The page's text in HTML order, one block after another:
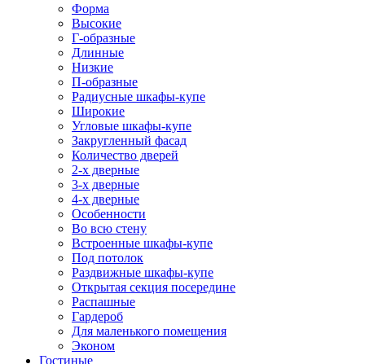
Форма
Высокие
Г-образные
Длинные
Низкие
П-образные
Радиусные шкафы-купе
Широкие
Угловые шкафы-купе
Закругленный фасад
Количество дверей
2-х дверные
3-х дверные
4-х дверные
Особенности
Во всю стену
Встроенные шкафы-купе
Под потолок
Раздвижные шкафы-купе
Открытая секция посередине
Распашные
Гардероб
Для маленького помещения
Эконом
Гостиные